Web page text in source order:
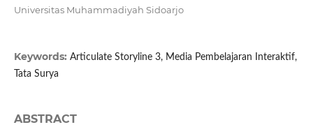
Universitas Muhammadiyah Sidoarjo
Keywords: Articulate Storyline 3, Media Pembelajaran Interaktif,
Tata Surya
ABSTRACT